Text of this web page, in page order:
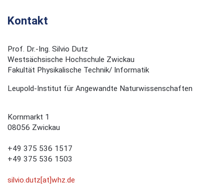
Kontakt
Prof. Dr.-Ing. Silvio Dutz
Westsächsische Hochschule Zwickau
Fakultät Physikalische Technik/ Informatik
Leupold-Institut für Angewandte Naturwissenschaften
Kornmarkt 1
08056 Zwickau
+49 375 536 1517
+49 375 536 1503
silvio.dutz[at]whz.de